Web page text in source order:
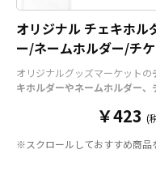
オリジナル チェキホル
ー/ネームホルダー/チ
トホルダー
オリジナルグッズマーケットの
キホルダーやネームホルダー、
ダーパーツを組み合わせた今ま
です。透明度が高く美しいアク
￥423 (
※スクロールしておすすめ商品